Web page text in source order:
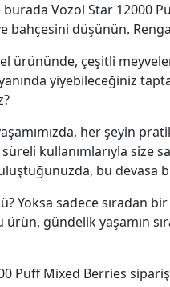
Vozol Star 12000
bahçesini düşünün.
ürününde, çeşitli
yiyebileceğiniz
her şeyin
kullanımlarıyla size
bu devasa
Yoksa sadece sıradan
ürün, gündelik yaşamın
Puff Mixed Berries